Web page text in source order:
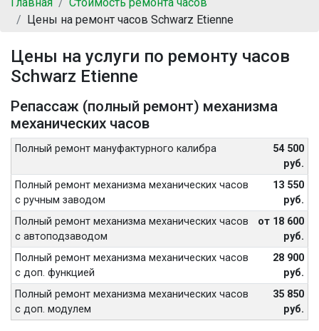
Цены на ремонт часов Schwarz Etienne
Цены на услуги по ремонту часов
Schwarz Etienne
Репассаж (полный ремонт) механизма
механических часов
Полный ремонт мануфактурного калибра
54 500
руб.
Полный ремонт механизма механических часов
с ручным заводом
13 550
руб.
Полный ремонт механизма механических часов
с автоподзаводом
от 18 600
руб.
Полный ремонт механизма механических часов
с доп. функцией
28 900
руб.
Полный ремонт механизма механических часов
с доп. модулем
35 850
руб.